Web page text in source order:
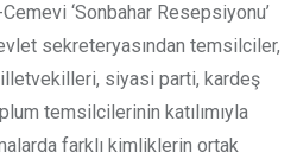
‘Sonbahar Resepsiyonu’
sekreteryasından temsilciler,
siyasi parti, kardeş
temsilcilerinin katılımıyla
farklı kimliklerin ortak